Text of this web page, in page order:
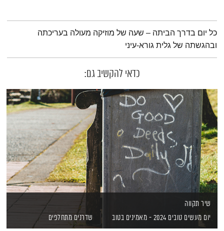
תמצית הפודקאסט
כל יום בדרך הביתה – שעה של מוזיקה מעולה בעריכתה
ובהגשתה של גלית גורא-עיני
כדאי להקשיב גם:
שיר תקווה
יום מעשים טובים 2024 - מאמינים בטוב
שדרנים מתחלפים